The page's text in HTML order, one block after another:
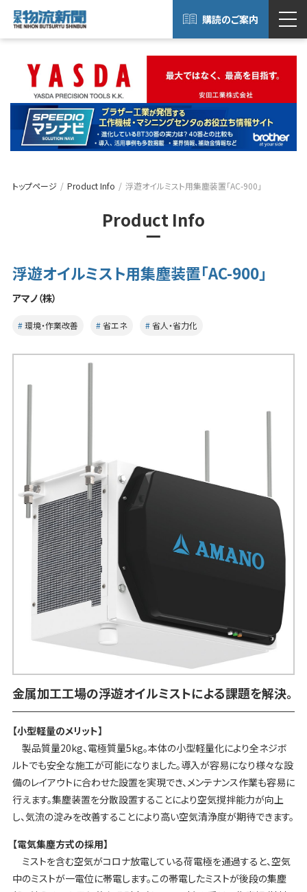
購読のご案内
トップページ Product Info 浮遊オイルミスト用集塵装置「AC-900」
Product Info
浮遊オイルミスト用集塵装置「AC-900」
アマノ（株）
環境・作業改善 省エネ 省人・省力化
金属加工工場の浮遊オイルミストによる課題を解決。
【小型軽量のメリット】
製品質量20kg、電極質量5kg。本体の小型軽量化により全ネジボ
ルトでも安全な施工が可能になりました。導入が容易になり様々な設
備のレイアウトに合わせた設置を実現でき、メンテナンス作業も容易に
行えます。集塵装置を分散設置することにより空気撹拌能力が向上
し、気流の淀みを改善することにより高い空気清浄度が期待できます。
【電気集塵方式の採用】
ミストを含む空気がコロナ放電している荷電極を通過すると、空気
中のミストが一電位に帯電します。この帯電したミストが後段の集塵